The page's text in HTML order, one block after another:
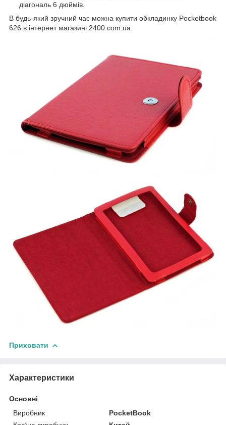
діагональ 6 дюймів.
В будь-який зручний час можна купити обкладинку Pocketbook
626 в інтернет магазині 2400.com.ua.
Приховати
Характеристики
Основні
Виробник
PocketBook